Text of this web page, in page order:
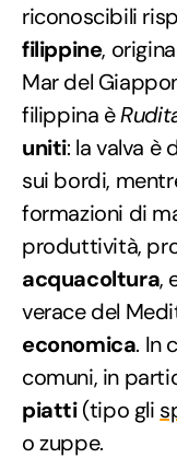
riconoscibili
filippine,
Mar del
filippina è
uniti: la valva è
sui bordi,
formazioni di
produttività,
acquacoltura,
verace del
economica. In
comuni, in
piatti(tipo gli
o zuppe.